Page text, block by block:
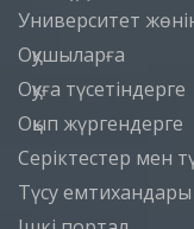
Университет
Оқушыларға
Оқуға түсетіндерге
Оқып жүргендерге
Серіктестер мен
Түсу